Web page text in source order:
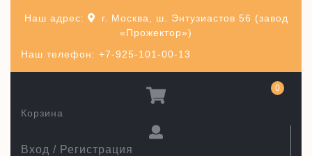
Наш телефон: +7-925-101-00-13
Наш адрес:
г. Москва, ш. Энтузиастов 56 (завод
«Прожектор»)
Вход / Регистрация
Корзина
0